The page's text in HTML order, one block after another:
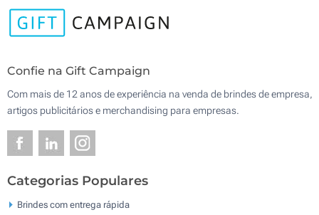
Confie na Gift Campaign
Com mais de 12 anos de experiência na venda de brindes de empresa,
artigos publicitários e merchandising para empresas.
Categorias Populares
Brindes com entrega rápida